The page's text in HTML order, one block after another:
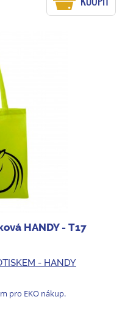
HANDY - T17
- HANDY
pro EKO nákup.